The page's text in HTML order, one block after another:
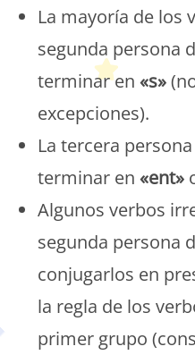
La mayoría de los
segunda persona
terminar en«s»
excepciones).
La tercera
terminar en«ent»
Algunos verbos
segunda persona
conjugarlos en
la regla de los
primer grupo